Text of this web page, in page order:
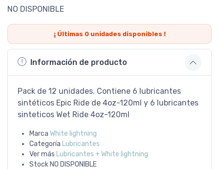
NO DISPONIBLE
¡ Últimas 0unidades disponibles !
Información de producto
Pack de 12 unidades. Contiene 6 lubricantes
sintéticos Epic Ride de 4oz-120ml y 6 lubricantes
sinteticos Wet Ride 4oz-120ml
Marca White lightning
Categoría Lubricantes
Ver más Lubricantes + White lightning
Stock NO DISPONIBLE